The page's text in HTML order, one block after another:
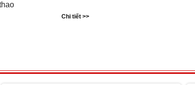
Chi tiết >>